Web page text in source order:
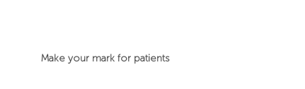
Make your mark for patients